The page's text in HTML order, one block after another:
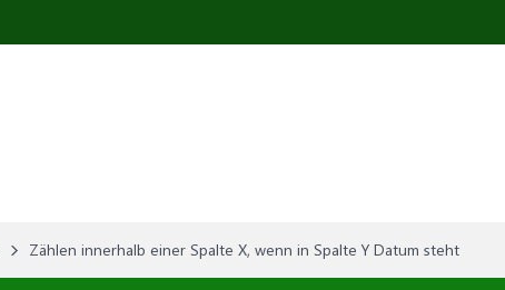
Zählen innerhalb einer Spalte X, wenn in Spalte Y Datum steht